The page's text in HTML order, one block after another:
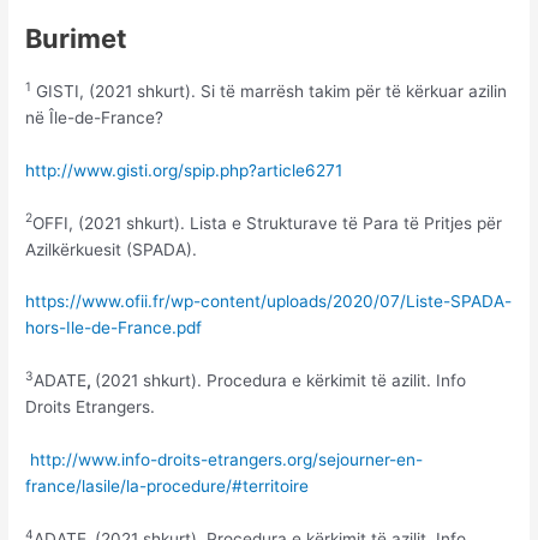
Burimet
1 GISTI, (2021 shkurt). Si të marrësh takim për të kërkuar azilin
në Île-de-France?
http://www.gisti.org/spip.php?article6271
2OFFI, (2021 shkurt). Lista e Strukturave të Para të Pritjes për
Azilkërkuesit (SPADA).
https://www.ofii.fr/wp-content/uploads/2020/07/Liste-SPADA-
hors-Ile-de-France.pdf
3ADATE, (2021 shkurt). Procedura e kërkimit të azilit. Info
Droits Etrangers.
http://www.info-droits-etrangers.org/sejourner-en-
france/lasile/la-procedure/#territoire
4